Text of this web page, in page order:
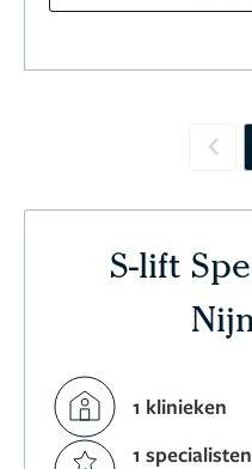
S-lift
1 klinieken
1 specialisten